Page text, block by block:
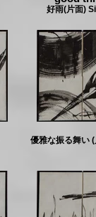
好雨(片面)
優雅な振る舞い